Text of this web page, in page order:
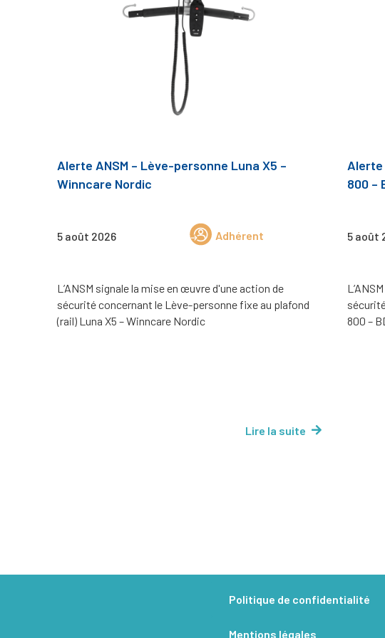
Alerte ANSM – Lève-personne Luna X5 –
Winncare Nordic
5 août 2026 Adhérent
L’ANSM signale la mise en œuvre d'une action de
sécurité concernant le Lève-personne fixe au plafond
(rail) Luna X5 – Winncare Nordic
Lire la suite
Alerte
800 –
5 août
800 –
Politique de confidentialité
Mentions légales​